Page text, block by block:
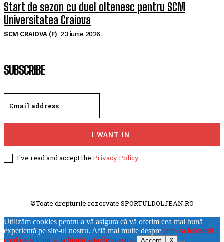
Start de sezon cu duel oltenesc pentru SCM
Universitatea Craiova
SCM CRAIOVA (F) 23 iunie 2026
SUBSCRIBE
I WANT IN
I've read and accept the Privacy Policy.
©Toate drepturile rezervate SPORTULDOLJEAN.RO
Utilizăm cookies pentru a vă asigura că vă oferim cea mai bună
experiență pe site-ul nostru. Află mai multe despre cum sa folosesti
cookies si cum sa schimbi setarile acestora Accept X